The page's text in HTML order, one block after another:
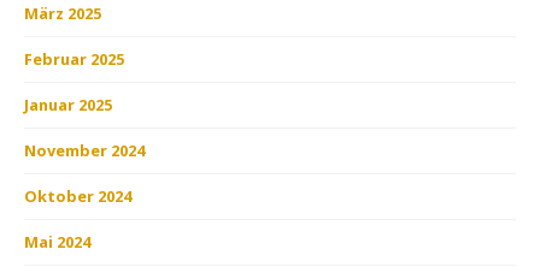
März 2025
Februar 2025
Januar 2025
November 2024
Oktober 2024
Mai 2024